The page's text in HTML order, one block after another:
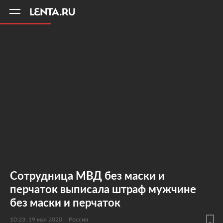
Сотрудница МВД без маски и
перчаток выписала штраф мужчине
без маски и перчаток
10:23, 19 мая 2020 Россия